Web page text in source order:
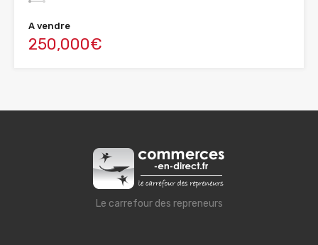
A vendre
250,000€
Le carrefour des repreneurs